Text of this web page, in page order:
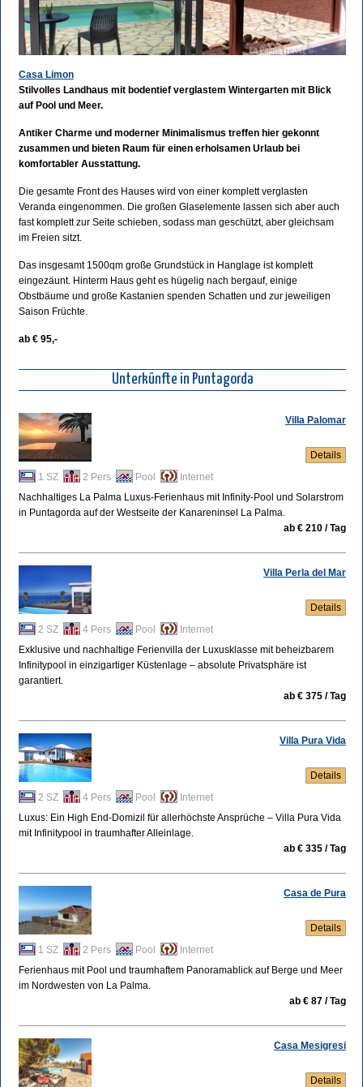
Casa Limon
Stilvolles Landhaus mit bodentief verglastem Wintergarten mit Blick
auf Pool und Meer.
Antiker Charme und moderner Minimalismus treffen hier gekonnt
zusammen und bieten Raum für einen erholsamen Urlaub bei
komfortabler Ausstattung.
Die gesamte Front des Hauses wird von einer komplett verglasten
Veranda eingenommen. Die großen Glaselemente lassen sich aber auch
fast komplett zur Seite schieben, sodass man geschützt, aber gleichsam
im Freien sitzt.
Das insgesamt 1500qm große Grundstück in Hanglage ist komplett
eingezäunt. Hinterm Haus geht es hügelig nach bergauf, einige
Obstbäume und große Kastanien spenden Schatten und zur jeweiligen
Saison Früchte.
ab € 95,-
Unterkünfte in Puntagorda
Details
Villa Palomar
1 SZ 2 Pers Pool
Internet
Nachhaltiges La Palma Luxus-Ferienhaus mit Infinity-Pool und Solarstrom
in Puntagorda auf der Westseite der Kanareninsel La Palma.
ab € 210 / Tag
Details
Villa Perla del Mar
2 SZ 4 Pers Pool
Internet
Exklusive und nachhaltige Ferienvilla der Luxusklasse mit beheizbarem
Infinitypool in einzigartiger Küstenlage – absolute Privatsphäre ist
garantiert.
ab € 375 / Tag
Details
Villa Pura Vida
2 SZ 4 Pers Pool
Internet
Luxus: Ein High End-Domizil für allerhöchste Ansprüche – Villa Pura Vida
mit Infinitypool in traumhafter Alleinlage.
ab € 335 / Tag
Details
Casa de Pura
1 SZ 2 Pers Pool
Internet
Ferienhaus mit Pool und traumhaftem Panoramablick auf Berge und Meer
im Nordwesten von La Palma.
ab € 87 / Tag
Details
Casa Mesigresi